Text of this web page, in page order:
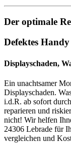
Der optimale
Defektes Handy
Displayschaden,
Ein unachtsamer
Displayschaden.
i.d.R. ab sofort
reparieren und
nicht! Wir helfen
24306 Lebrade für
vergleichen und